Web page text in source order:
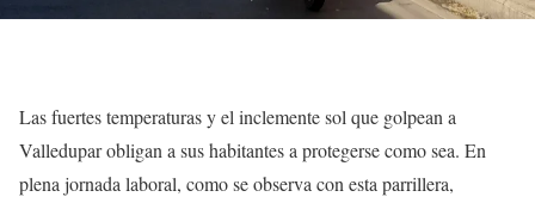
Las fuertes temperaturas y el inclemente sol que golpean a
Valledupar obligan a sus habitantes a protegerse como sea. En
plena jornada laboral, como se observa con esta parrillera,